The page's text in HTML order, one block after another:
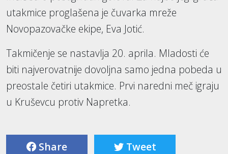
utakmice proglašena je čuvarka mreže
Novopazovačke ekipe, Eva Jotić.
Takmičenje se nastavlja 20. aprila. Mladosti će
biti najverovatnije dovoljna samo jedna pobeda u
preostale četiri utakmice. Prvi naredni meč igraju
u Kruševcu protiv Napretka.
Share Tweet